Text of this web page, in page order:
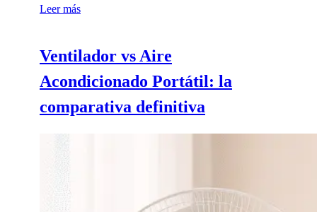
Leer más
Ventilador vs Aire
Acondicionado Portátil: la
comparativa definitiva